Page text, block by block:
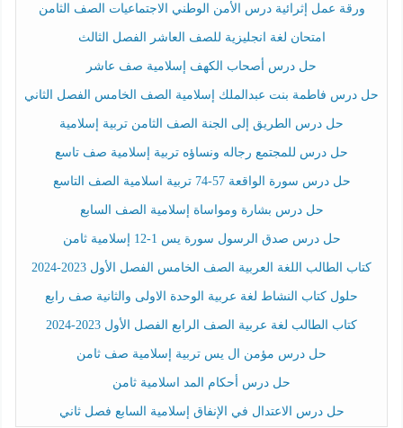
ورقة عمل إثرائية درس الأمن الوطني الاجتماعيات الصف الثامن
امتحان لغة انجليزية للصف العاشر الفصل الثالث
حل درس أصحاب الكهف إسلامية صف عاشر
حل درس فاطمة بنت عبدالملك إسلامية الصف الخامس الفصل الثاني
حل درس الطريق إلى الجنة الصف الثامن تربية إسلامية
حل درس للمجتمع رجاله ونساؤه تربية إسلامية صف تاسع
حل درس سورة الواقعة 57-74 تربية اسلامية الصف التاسع
حل درس بشارة ومواساة إسلامية الصف السابع
حل درس صدق الرسول سورة يس 1-12 إسلامية ثامن
كتاب الطالب اللغة العربية الصف الخامس الفصل الأول 2023-2024
حلول كتاب النشاط لغة عربية الوحدة الاولى والثانية صف رابع
كتاب الطالب لغة عربية الصف الرابع الفصل الأول 2023-2024
حل درس مؤمن ال يس تربية إسلامية صف ثامن
حل درس أحكام المد اسلامية ثامن
حل درس الاعتدال في الإنفاق إسلامية السابع فصل ثاني